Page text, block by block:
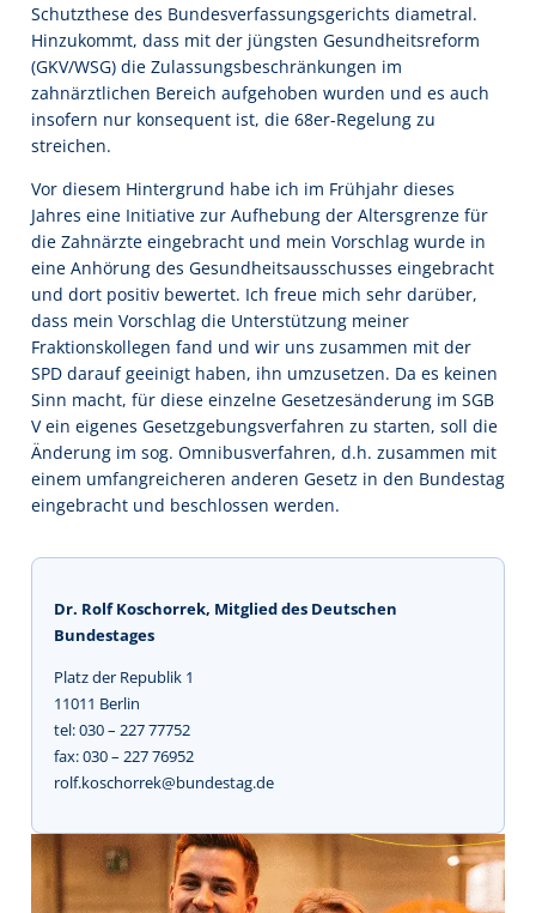
Schutzthese des Bundesverfassungsgerichts diametral.
Hinzukommt, dass mit der jüngsten Gesundheitsreform
(GKV/WSG) die Zulassungsbeschränkungen im
zahnärztlichen Bereich aufgehoben wurden und es auch
insofern nur konsequent ist, die 68er-Regelung zu
streichen.
Vor diesem Hintergrund habe ich im Frühjahr dieses
Jahres eine Initiative zur Aufhebung der Altersgrenze für
die Zahnärzte eingebracht und mein Vorschlag wurde in
eine Anhörung des Gesundheitsausschusses eingebracht
und dort positiv bewertet. Ich freue mich sehr darüber,
dass mein Vorschlag die Unterstützung meiner
Fraktionskollegen fand und wir uns zusammen mit der
SPD darauf geeinigt haben, ihn umzusetzen. Da es keinen
Sinn macht, für diese einzelne Gesetzesänderung im SGB
V ein eigenes Gesetzgebungsverfahren zu starten, soll die
Änderung im sog. Omnibusverfahren, d.h. zusammen mit
einem umfangreicheren anderen Gesetz in den Bundestag
eingebracht und beschlossen werden.
Dr. Rolf Koschorrek, Mitglied des Deutschen
Bundestages
Platz der Republik 1
11011 Berlin
tel: 030 – 227 77752
fax: 030 – 227 76952
rolf.koschorrek@bundestag.de